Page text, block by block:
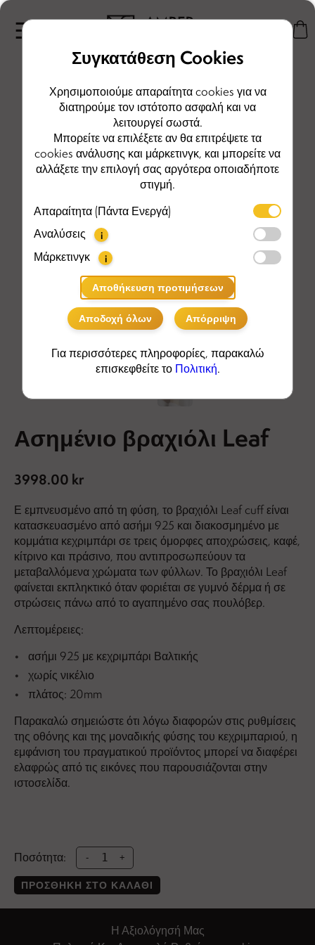
Ασημένιο βραχιόλι Leaf
3998.00 kr
Ε εμπνευσμένο από τη φύση, το βραχιόλι Leaf cuff είναι
κατασκευασμένο από ασήμι 925 και διακοσμημένο με
κομμάτια κεχριμπάρι σε τρεις όμορφες αποχρώσεις, καφέ,
κίτρινο και πράσινο, που αντιπροσωπεύουν τα
μεταβαλλόμενα χρώματα των φύλλων. Το βραχιόλι Leaf
φαίνεται εκπληκτικό όταν φοριέται σε γυμνό δέρμα ή σε
στρώσεις πάνω από το αγαπημένο σας πουλόβερ.
Λεπτομέρειες:
ασήμι 925 με κεχριμπάρι Βαλτικής
χωρίς νικέλιο
πλάτος: 20mm
Παρακαλώ σημειώστε ότι λόγω διαφορών στις ρυθμίσεις
της οθόνης και της μοναδικής φύσης του κεχριμπαριού, η
εμφάνιση του πραγματικού προϊόντος μπορεί να διαφέρει
ελαφρώς από τις εικόνες που παρουσιάζονται στην
ιστοσελίδα.
Ποσότητα: - +
ΠΡΟΣΘΉΚΗ ΣΤΟ ΚΑΛΆΘΙ
Συγκατάθεση Cookies
Χρησιμοποιούμε απαραίτητα cookies για να
διατηρούμε τον ιστότοπο ασφαλή και να
λειτουργεί σωστά.
Μπορείτε να επιλέξετε αν θα επιτρέψετε τα
cookies ανάλυσης και μάρκετινγκ, και μπορείτε να
αλλάξετε την επιλογή σας αργότερα οποιαδήποτε
στιγμή.
Απαραίτητα (Πάντα Ενεργά)
Αναλύσεις
i
Μάρκετινγκ i
Αποθήκευση προτιμήσεων
Αποδοχή όλων Απόρριψη
Για περισσότερες πληροφορίες, παρακαλώ
επισκεφθείτε το Πολιτική.
Η Αξιολόγησή Μας